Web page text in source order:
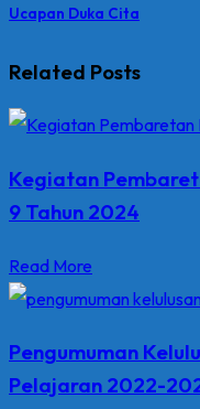
Ucapan Duka Cita
Related Posts
Kegiatan
9 Tahun 2024
Read More
Pengumuman
Pelajaran 2022-